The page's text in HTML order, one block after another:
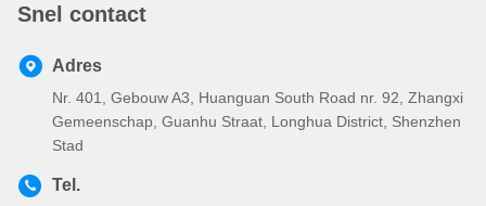
Snel contact
Adres
Nr. 401, Gebouw A3, Huanguan South Road nr. 92, Zhangxi
Gemeenschap, Guanhu Straat, Longhua District, Shenzhen
Stad
Tel.